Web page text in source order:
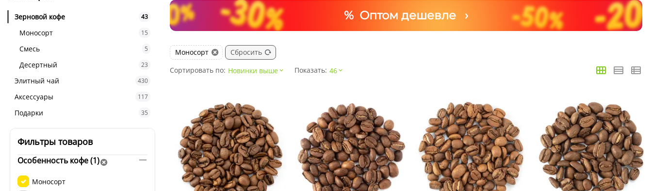
% Оптом дешевле ›
Моносорт
Сбросить
Сортировать по: Новинки выше Показать: 46
Зерновой кофе 43
Моносорт 15
Смесь 5
Десертный 23
Элитный чай 430
Аксессуары 117
Подарки 35
Фильтры товаров
Особенность кофе (1)
Моносорт